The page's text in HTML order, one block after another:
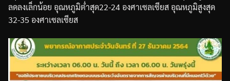
ลดลงเล็กน้อย อุณหภูมิต่ำสุด22-24องศาเซลเซียสอุณหภูมิสูงสุด
32-35 องศาเซลเซียส